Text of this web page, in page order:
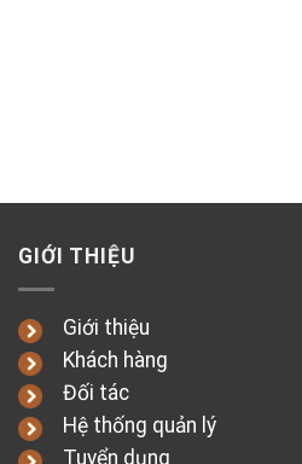
GIỚI THIỆU
Giới thiệu
Khách hàng
Đối tác
Hệ thống quản lý
Tuyển dụng